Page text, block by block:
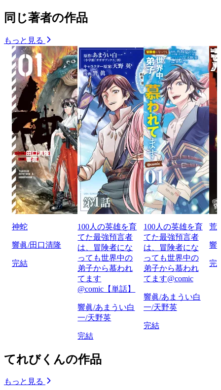
同じ著者の作品
もっと見る
神蛇
響眞/田口清隆
完結
100人の英雄を育
てた最強預言者
は、冒険者にな
っても世界中の
弟子から慕われ
てます
@comic【単話】
響眞/あまうい白
一/天野英
完結
100人の英雄を育
てた最強預言者
は、冒険者にな
っても世界中の
弟子から慕われ
てます@comic
響眞/あまうい白
一/天野英
完結
荒
響
完
てれびくんの作品
もっと見る